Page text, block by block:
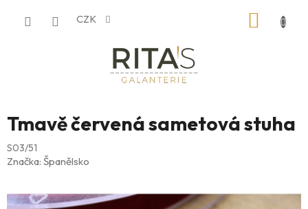
CZK
Tmavě červená sametová stuha
S03/51
Značka: Španělsko